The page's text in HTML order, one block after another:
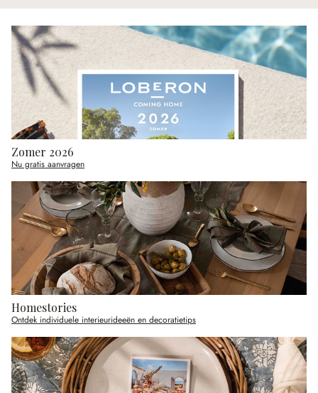
Zomer 2026
Nu gratis aanvragen
Homestories
Ontdek individuele interieurideeën en decoratietips